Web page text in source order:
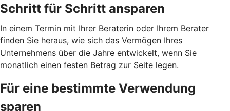
Schritt für Schritt ansparen
In einem Termin mit Ihrer Beraterin oder Ihrem Berater
finden Sie heraus, wie sich das Vermögen Ihres
Unternehmens über die Jahre entwickelt, wenn Sie
monatlich einen festen Betrag zur Seite legen.
Für eine bestimmte Verwendung
sparen